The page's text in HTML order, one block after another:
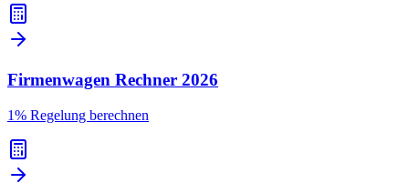
Firmenwagen Rechner 2026
1% Regelung berechnen